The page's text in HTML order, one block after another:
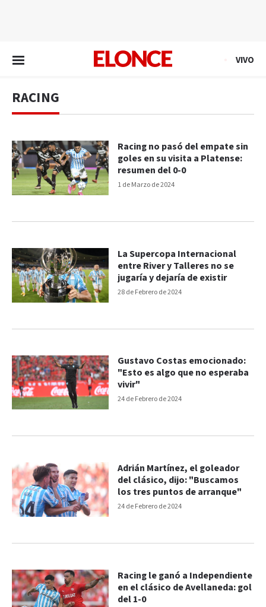
VIVO
RACING
1 de Marzo de 2024
Racing no pasó del empate sin
goles en su visita a Platense:
resumen del 0-0
28 de Febrero de 2024
La Supercopa Internacional
entre River y Talleres no se
jugaría y dejaría de existir
24 de Febrero de 2024
Gustavo Costas emocionado:
"Esto es algo que no esperaba
vivir"
24 de Febrero de 2024
Adrián Martínez, el goleador
del clásico, dijo: "Buscamos
los tres puntos de arranque"
Racing le ganó a Independiente
en el clásico de Avellaneda: gol
del 1-0